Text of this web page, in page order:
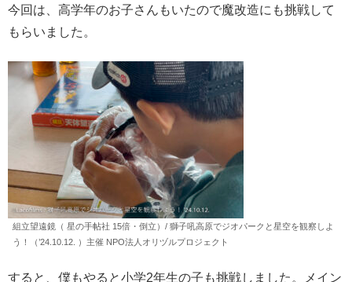
今回は、高学年のお子さんもいたので魔改造にも挑戦して
もらいました。
組立望遠鏡（ 星の手帖社 15倍・倒立）/ 獅子吼高原でジオパークと星空を観察しよ
う！（’24.10.12. ）主催 NPO法人オリヅルプロジェクト
すると、僕もやると小学2年生の子も挑戦しました。メイン